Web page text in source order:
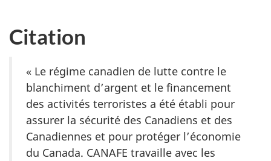
Citation
« Le régime canadien de lutte contre le
blanchiment d’argent et le financement
des activités terroristes a été établi pour
assurer la sécurité des Canadiens et des
Canadiennes et pour protéger l’économie
du Canada. CANAFE travaille avec les